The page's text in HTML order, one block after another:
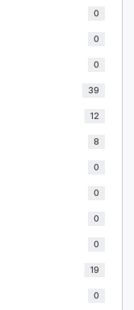
0
0
0
39
12
8
0
0
0
0
19
0